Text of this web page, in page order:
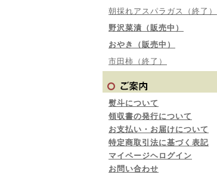
朝採れアスパラガス（終了）
野沢菜漬（販売中）
おやき（販売中）
市田柿（終了）
熨斗について
領収書の発行について
お支払い・お届けについて
特定商取引法に基づく表記
マイページヘログイン
お問い合わせ